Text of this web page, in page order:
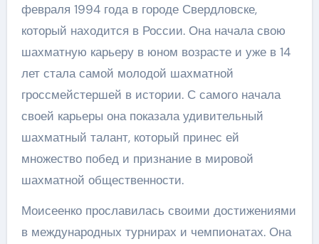
февраля 1994 года в городе Свердловске,
который находится в России. Она начала свою
шахматную карьеру в юном возрасте и уже в 14
лет стала самой молодой шахматной
гроссмейстершей в истории. С самого начала
своей карьеры она показала удивительный
шахматный талант, который принес ей
множество побед и признание в мировой
шахматной общественности.
Моисеенко прославилась своими достижениями
в международных турнирах и чемпионатах. Она